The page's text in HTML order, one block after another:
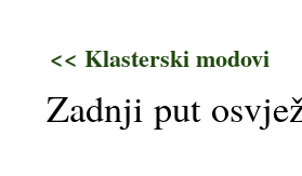
<< Klasterski modovi
Zadnji put